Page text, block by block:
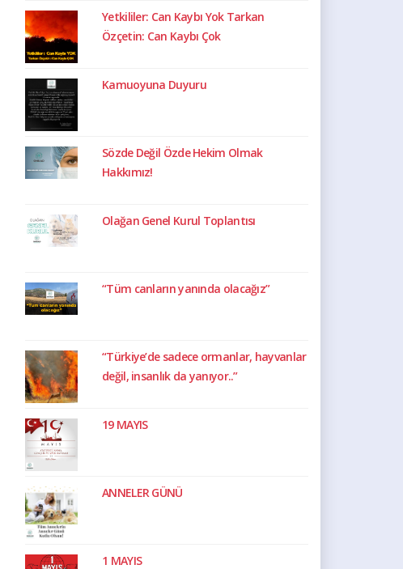
Yetkililer: Can Kaybı Yok Tarkan
Özçetin: Can Kaybı Çok
Kamuoyuna Duyuru
Sözde Değil Özde Hekim Olmak
Hakkımız!
Olağan Genel Kurul Toplantısı
“Tüm canların yanında olacağız”
“Türkiye’de sadece ormanlar, hayvanlar
değil, insanlık da yanıyor..”
19 MAYIS
ANNELER GÜNÜ
1 MAYIS